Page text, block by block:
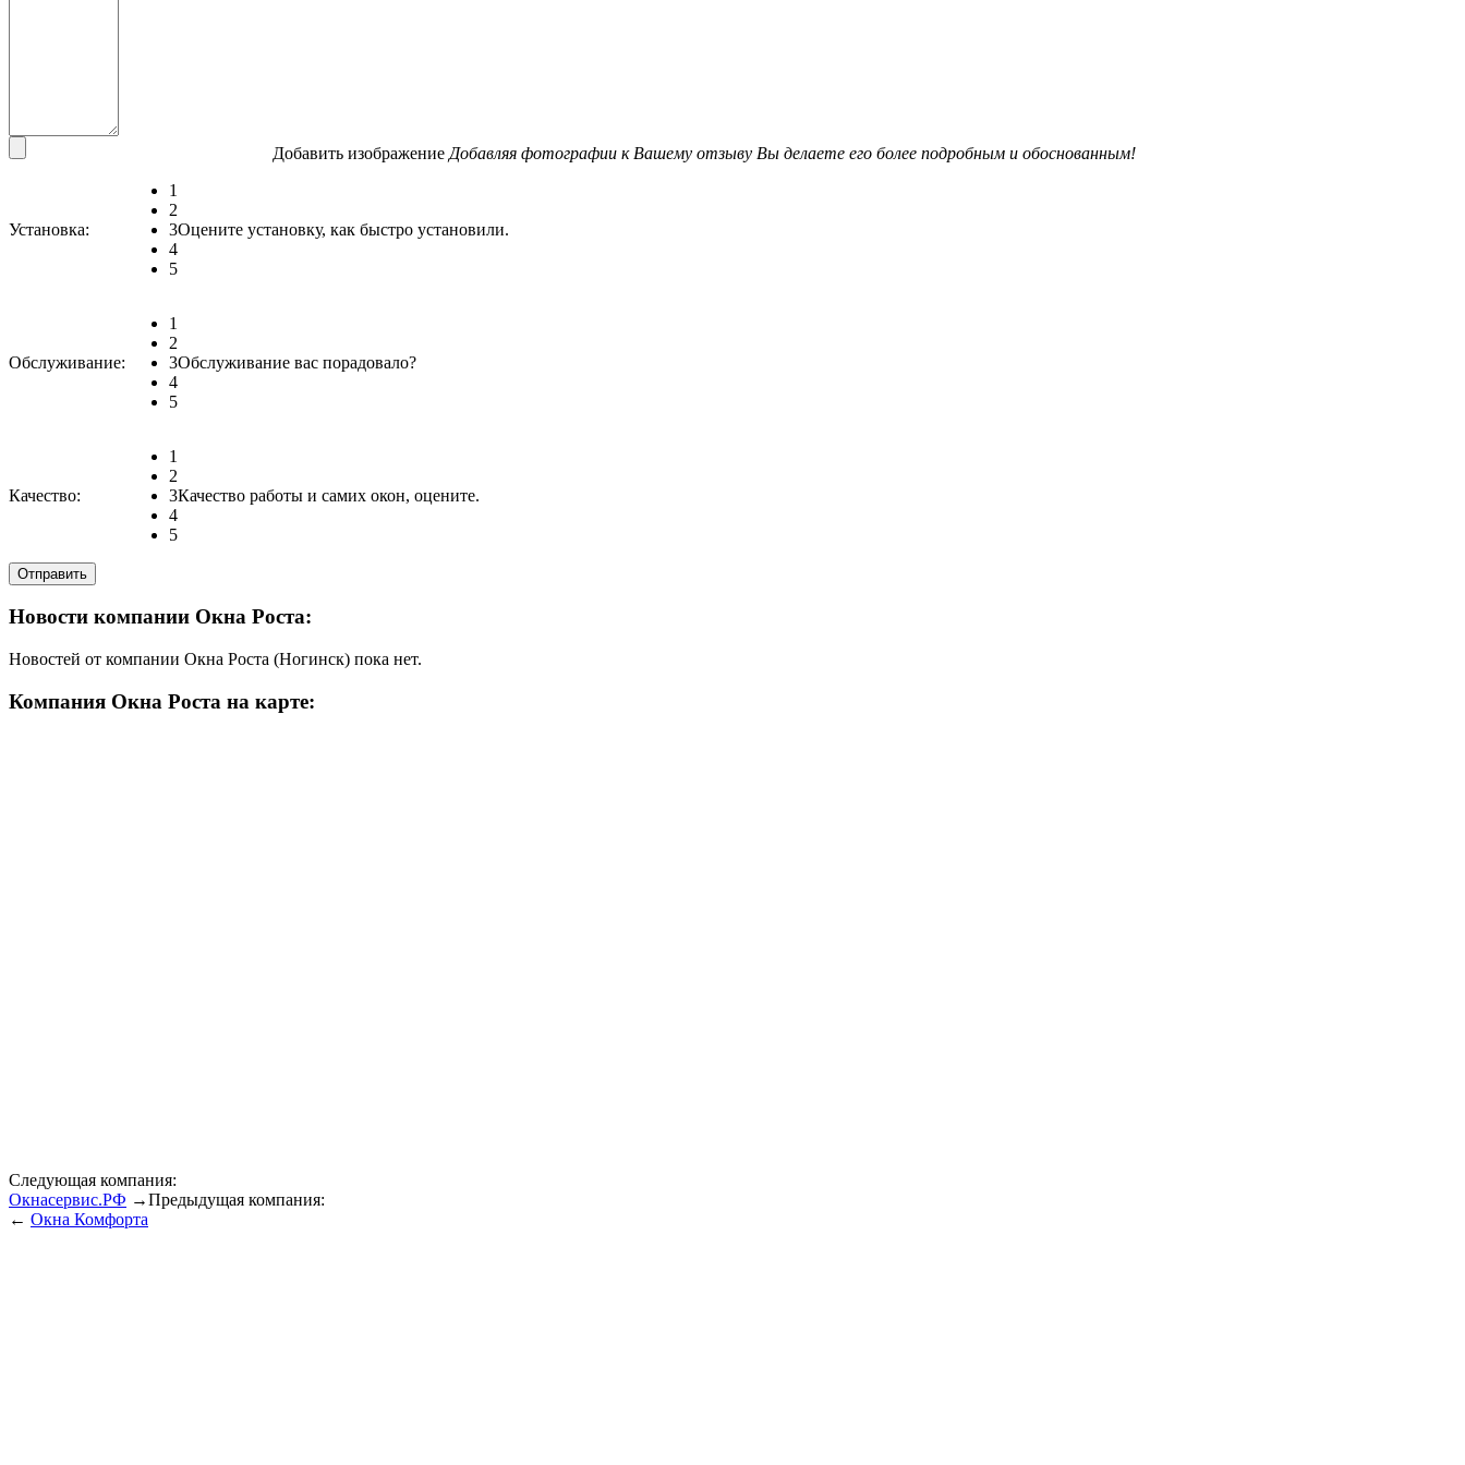
Добавить изображение Добавляя фотографии к Вашему отзыву Вы делаете его более подробным и обоснованным!
Установка:
1
2
3
4
5
Оцените установку, как быстро установили.
Обслуживание:
1
2
3
4
5
Обслуживание вас порадовало?
Качество:
1
2
3
4
5
Качество работы и самих окон, оцените.
Новости компании Окна Роста:
Новостей от компании Окна Роста (Ногинск) пока нет.
Компания Окна Роста на карте:
Следующая компания:
Окнасервис.РФ →Предыдущая компания:
← Окна Комфорта